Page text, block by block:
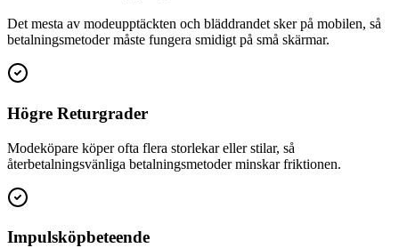
Det mesta av modeupptäckten och bläddrandet sker på mobilen, så
betalningsmetoder måste fungera smidigt på små skärmar.
Högre Returgrader
Modeköpare köper ofta flera storlekar eller stilar, så
återbetalningsvänliga betalningsmetoder minskar friktionen.
Impulsköpbeteende